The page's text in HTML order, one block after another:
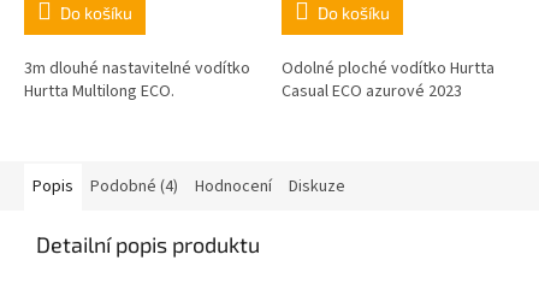
Do košíku
3m dlouhé nastavitelné vodítko
Hurtta Multilong ECO.
Do košíku
Odolné ploché vodítko Hurtta
Casual ECO azurové 2023
Popis Podobné (4) Hodnocení Diskuze
Detailní popis produktu